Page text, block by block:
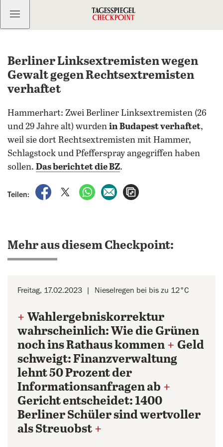
Kostenlos anmelden
Berliner Linksextremisten wegen
Gewalt gegen Rechtsextremisten
verhaftet
Hammerhart: Zwei Berliner Linksextremisten (26
und 29 Jahre alt) wurden in Budapest verhaftet,
weil sie dort Rechtsextremisten mit Hammer,
Schlagstock und Pfefferspray angegriffen haben
sollen. Das berichtet die BZ.
Teilen:
auf Facebook teilen
auf X teilenper WhatsApp teilen
per E-Mail teilen
Mehr aus diesem Checkpoint:
Freitag, 17.02.2023 Nieselregen bei bis zu 12°C
+ Wahlergebniskorrektur
wahrscheinlich: Wie die Grünen
noch ins Rathaus kommen + Geld
schweigt: Finanzverwaltung
lehnt 50 Prozent der
Informationsanfragen ab +
Gericht entscheidet: 1400
Berliner Schüler sind wertvoller
als Streuobst +